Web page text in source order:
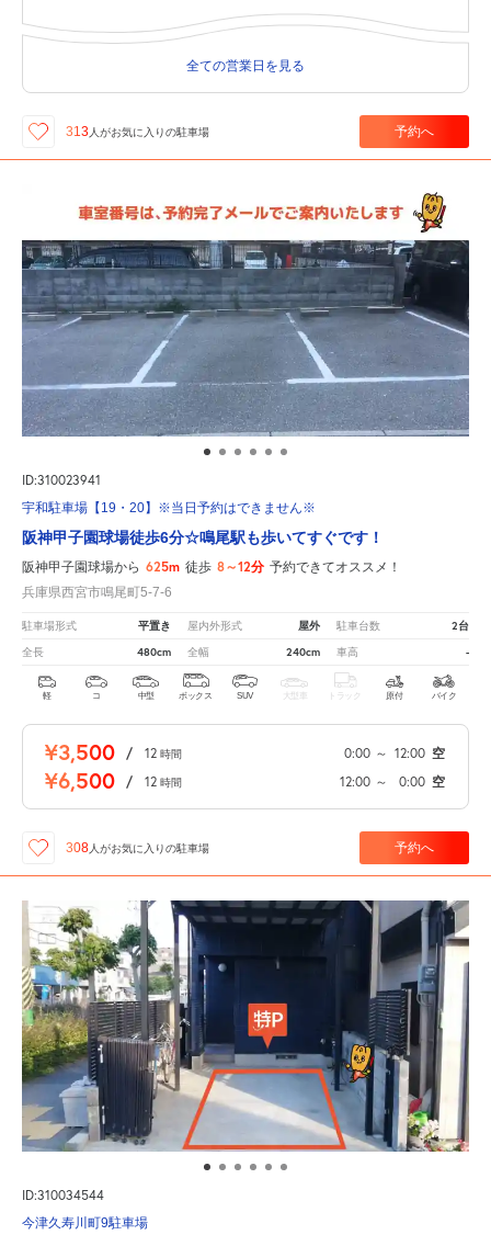
全ての営業日を見る
313人がお気に入りの駐車場 予約へ
ID:310023941
宇和駐車場【19・20】※当日予約はできません※
阪神甲子園球場徒歩6分☆鳴尾駅も歩いてすぐです！
阪神甲子園球場から 625m 徒歩 8～12分 予約できてオススメ！
兵庫県西宮市鳴尾町5-7-6
駐車場形式 平置き 屋内外形式 屋外 駐車台数 2台
全長 480cm 全幅 240cm 車高 -
軽 コ 中型 ボックス SUV 大型車 トラック 原付 バイク
¥3,500 / 12 時間 0:00 ～ 12:00 空
¥6,500 / 12 時間 12:00 ～ 0:00 空
308人がお気に入りの駐車場 予約へ
ID:310034544
今津久寿川町9駐車場